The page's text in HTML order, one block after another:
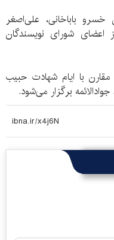
باباخانی، علی‌اصغر
شورای نویسندگان
با ایام شهادت حبیب
برگزار می‌شود.